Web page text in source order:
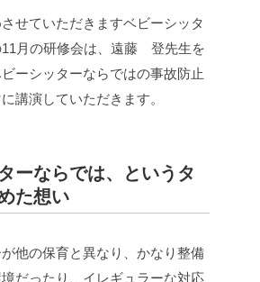
せていただきますベビーシッタ
11月の研修会は、遠藤 登先生を
ーシッターならではの事故防止
講演していただきます。
ーならでは、というタ
た想い
他の保育と異なり、かなり整備
だったり、イレギュラーな対応